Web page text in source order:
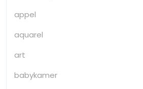
appel
aquarel
art
babykamer